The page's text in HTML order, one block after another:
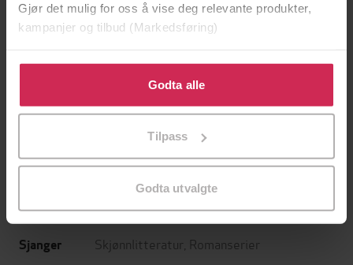
Gjør det mulig for oss å vise deg relevante produkter,
kampanjer og tilbud (Markedsføring)
Klikk på «Godta alle» for å gi oss ditt samtykke til å
bruke cookies for alle disse formålene. Du kan også
tilpasse ditt samtykke til spesifikke formål ved å klikke
Godta alle
Tilpass
Godta utvalgte
LYDBOK LYDBOK
Elin Brend Johansen(forfatter),
Paalgard(innleser)
Bonnier norsk forlag
Lengde 4:23
Sjanger Skjønnlitteratur Romanserier